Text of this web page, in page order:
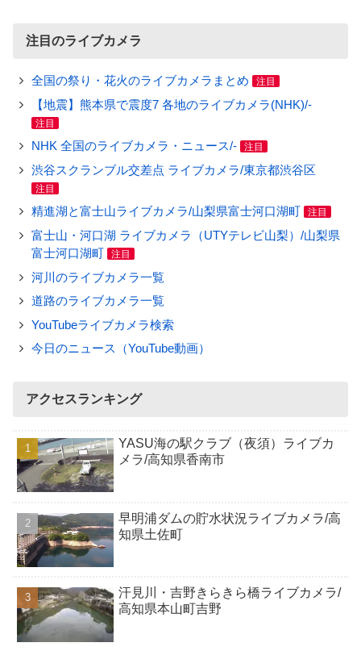
注目のライブカメラ
全国の祭り・花火のライブカメラまとめ 注目
【地震】熊本県で震度7 各地のライブカメラ(NHK)/-
注目
NHK 全国のライブカメラ・ニュース/- 注目
渋谷スクランブル交差点 ライブカメラ/東京都渋谷区
注目
精進湖と富士山ライブカメラ/山梨県富士河口湖町 注目
富士山・河口湖 ライブカメラ（UTYテレビ山梨）/山梨県
富士河口湖町
注目
河川のライブカメラ一覧
道路のライブカメラ一覧
YouTubeライブカメラ検索
今日のニュース（YouTube動画）
アクセスランキング
YASU海の駅クラブ（夜須）ライブカ
メラ/高知県香南市
早明浦ダムの貯水状況ライブカメラ/高
知県土佐町
汗見川・吉野きらきら橋ライブカメラ/
高知県本山町吉野